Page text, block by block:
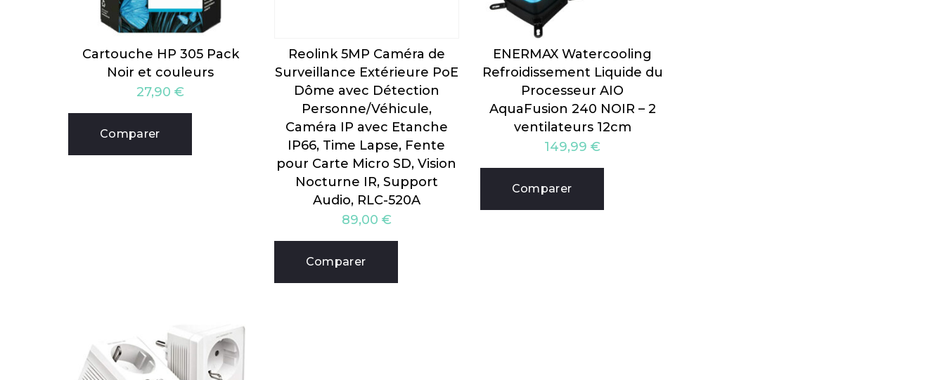
Cartouche HP 305 Pack
Noir et couleurs
27,90€
Comparer
Reolink 5MP Caméra de
Surveillance Extérieure PoE
Dôme avec Détection
Personne/Véhicule,
Caméra IP avec Etanche
IP66, Time Lapse, Fente
pour Carte Micro SD, Vision
Nocturne IR, Support
Audio, RLC-520A
89,00 €
Comparer
ENERMAX Watercooling
Refroidissement Liquide du
Processeur AIO
AquaFusion 240 NOIR – 2
ventilateurs 12cm
149,99€
Comparer